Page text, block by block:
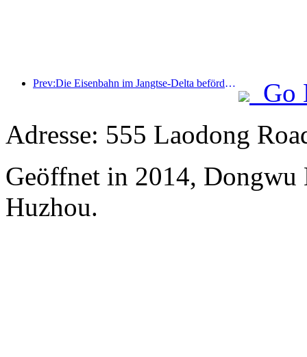
Prev:Die Eisenbahn im Jangtse-Delta beförderte während der Maifeiertage über 21,38 Millionen Fahrgäste.
Go
Adresse: 555 Laodong
Geöffnet in 2014,
Huzhou.